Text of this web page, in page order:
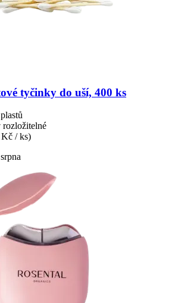
tyčinky do uší, 400 ks
/ ks)